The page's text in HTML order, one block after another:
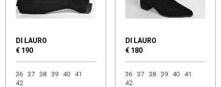
DI LAURO
€ 190
36 37 38 39 40
41
42
DI LAURO
€ 180
36 37 38 39 40
41
42